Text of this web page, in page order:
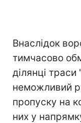
Внаслідок
тимчасово
ділянці
неможливий
пропуску на
них у